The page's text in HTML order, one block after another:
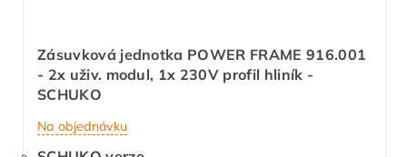
Zásuvková jednotka POWER FRAME 916.001
- 2x uživ. modul, 1x 230V profil hliník -
SCHUKO
Na objednávku